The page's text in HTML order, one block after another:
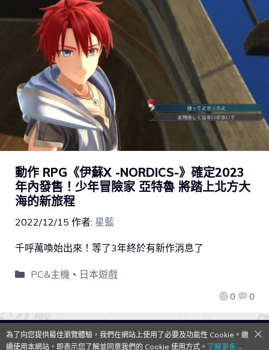
動作 RPG《伊蘇X -NORDICS-》確定2023
年內發售！少年冒險家 亞特魯 將踏上北方大
海的新旅程
2022/12/15 作者: 星藍
0 0
千呼萬喚始出來！等了3年終於有新作消息了
PC&主機 、 日本遊戲
QooApp Limited © 2026
為了向您提供最佳瀏覽體驗，我們在網站上使用了必要及功能性 Cookie。繼
續使用本網站，即表示您了解並同意我們的 Cookie 使用方式。 了解更多→